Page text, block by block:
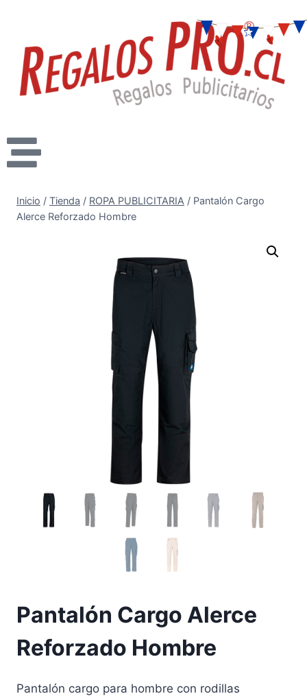
Inicio / Tienda / ROPA PUBLICITARIA / Pantalón Cargo
Alerce Reforzado Hombre
Pantalón Cargo Alerce
Reforzado Hombre
Pantalón cargo para hombre con rodillas